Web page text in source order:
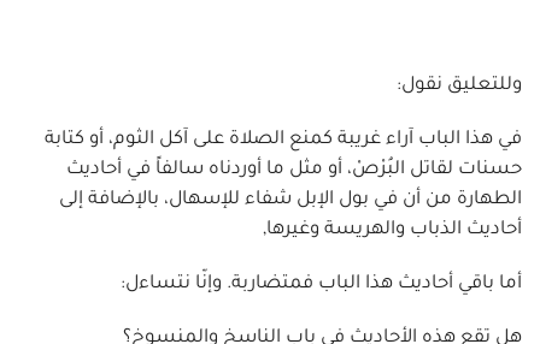
وللتعليق نقول:
في هذا الباب آراء غريبة كمنع الصلاة على آكل الثوم، أو كتابة
حسنات لقاتل البُرْصْ، أو مثل ما أوردناه سالفاً في أحاديث
الطهارة من أن في بول الإبل شفاء للإسهال، بالإضافة إلى
أحاديث الذباب والهريسة وغيرها,
أما باقي أحاديث هذا الباب فمتضاربة. وإنّا نتساءل:
هل تقع هذه الأحاديث في باب الناسخ والمنسوخ؟